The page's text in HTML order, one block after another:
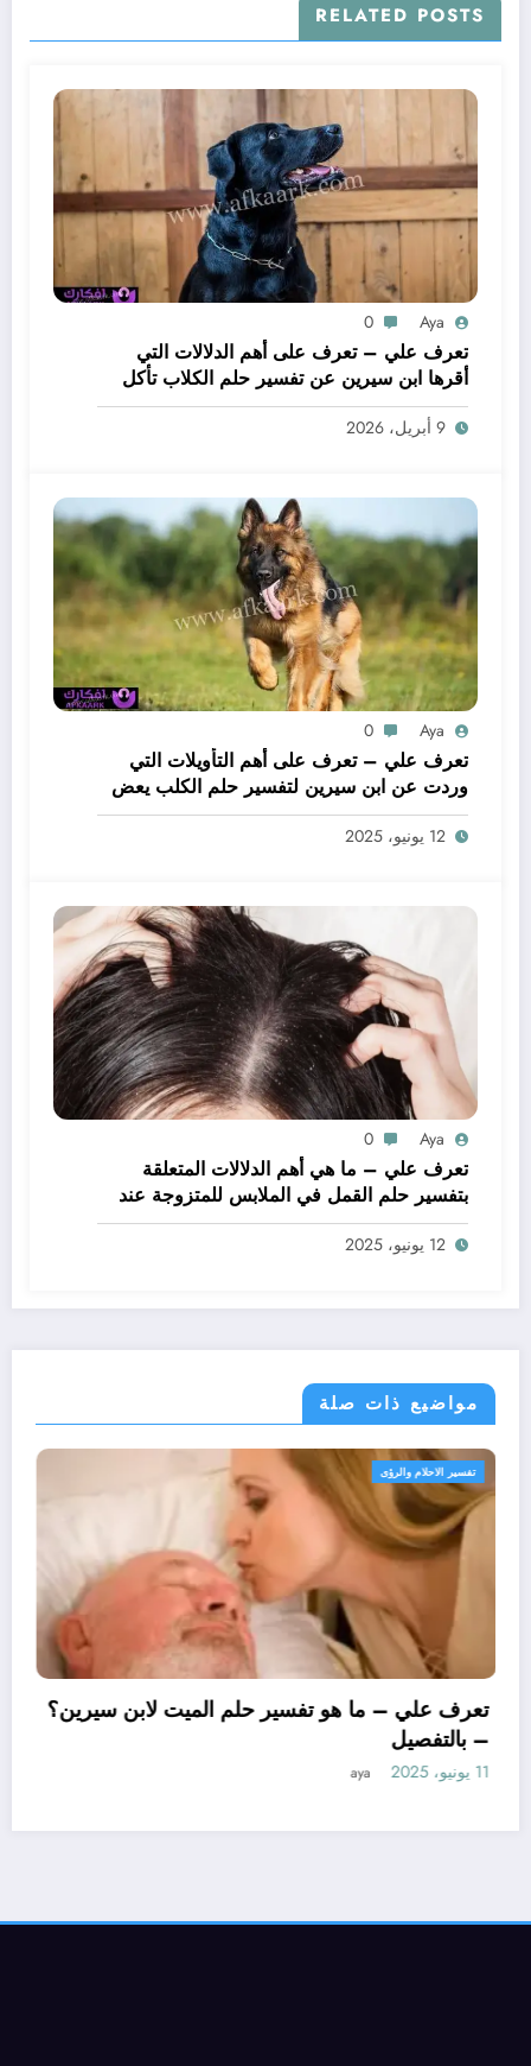
RELATED POSTS
Aya
0
تعرف علي – تعرف على أهم الدلالات التي
أقرها ابن سيرين عن تفسير حلم الكلاب تأكل
لحم – بالتفصيل
9 أبريل، 2026
Aya
0
تعرف علي – تعرف على أهم التأويلات التي
وردت عن ابن سيرين لتفسير حلم الكلب يعض
يدي – بالتفصيل
12 يونيو، 2025
Aya
0
تعرف علي – ما هي أهم الدلالات المتعلقة
بتفسير حلم القمل في الملابس للمتزوجة عند
ابن سيرين؟ – بالتفصيل
12 يونيو، 2025
مواضيع ذات صلة
تفسير الاحلام والرؤى
تعرف علي – ما هو تفسير حلم الميت
حلم